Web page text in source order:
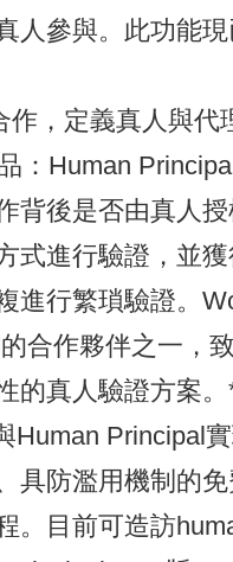
人參與。此功能
，定義真人與代
Human
背後是否由真人
式進行驗證，並
進行繁瑣驗證。
合作夥伴之一，
的真人驗證方案
Principal實
具防濫用機制的
。目前可造訪